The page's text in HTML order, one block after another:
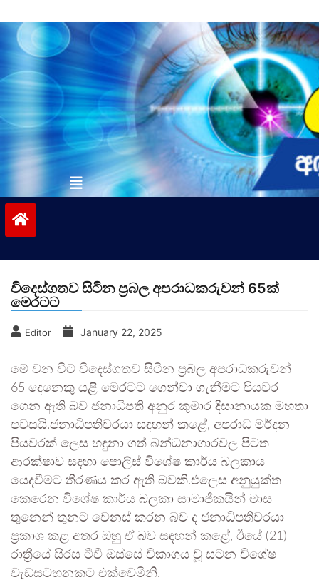
to
contentvinivida.lk
විදෙස්ගතව සිටින ප්‍රබල අපරාධකරුවන් 65ක්
මෙරටට
Editor January 22, 2025
මේ වන විට විදෙස්ගතව සිටින ප්‍රබල අපරාධකරුවන්
65 දෙනෙකු යළි මෙරටට ගෙන්වා ගැනීමට පියවර
ගෙන ඇති බව ජනාධිපති අනුර කුමාර දිසානායක මහතා
පවසයි.ජනාධිපතිවරයා සඳහන් කළේ, අපරාධ මර්දන
පියවරක් ලෙස හඳුනා ගත් බන්ධනාගාරවල පිටත
ආරක්ෂාව සඳහා පොලිස් විශේෂ කාර්ය බලකාය
යෙදවීමට තීරණය කර ඇති බවකි.එලෙස අනුයුක්ත
කෙරෙන විශේෂ කාර්ය බලකා සාමාජිකයින් මාස
තුනෙන් තුනට වෙනස් කරන බව ද ජනාධිපතිවරයා
ප්‍රකාශ කළ අතර ඔහු ඒ බව සඳහන් කළේ, ඊයේ (21)
රාත්‍රීයේ සිරස ටීවී ඔස්සේ විකාශය වූ සටන විශේෂ
වැඩසටහනකට එක්වෙමිනි.